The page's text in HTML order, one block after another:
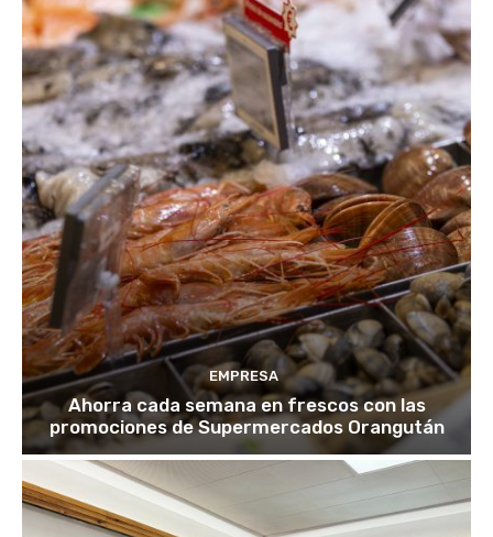
EMPRESA
Ahorra cada semana en frescos con las
promociones de Supermercados Orangután